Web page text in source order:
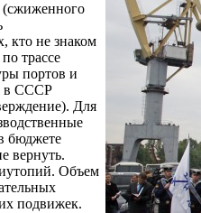
(сжиженного
кто не знаком
трассе
портов и
в СССР
Для
бюджете
вернуть.
Объем
подвижек.